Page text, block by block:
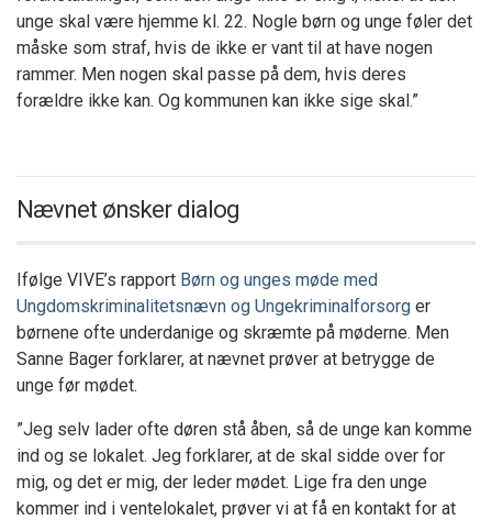
unge skal være hjemme kl. 22. Nogle børn og unge føler det
måske som straf, hvis de ikke er vant til at have nogen
rammer. Men nogen skal passe på dem, hvis deres
forældre ikke kan. Og kommunen kan ikke sige skal.”
Nævnet ønsker dialog
Ifølge VIVE’s rapport Børn og unges møde med
Ungdomskriminalitetsnævn og Ungekriminalforsorg er
børnene ofte underdanige og skræmte på møderne. Men
Sanne Bager forklarer, at nævnet prøver at betrygge de
unge før mødet.
”Jeg selv lader ofte døren stå åben, så de unge kan komme
ind og se lokalet. Jeg forklarer, at de skal sidde over for
mig, og det er mig, der leder mødet. Lige fra den unge
kommer ind i ventelokalet, prøver vi at få en kontakt for at